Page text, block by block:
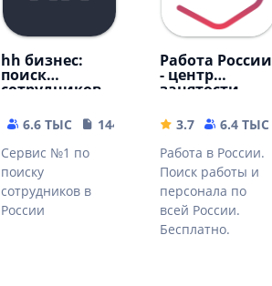
hh бизнес:
поиск
сотрудников
6.6 ТЫС
144.84 MB
Сервис №1 по
поиску
сотрудников в
России
Работа России
- центр
занятости.
вакансии
3.7 6.4 ТЫС
Работа в России.
Поиск работы и
персонала по
всей России.
Бесплатно.